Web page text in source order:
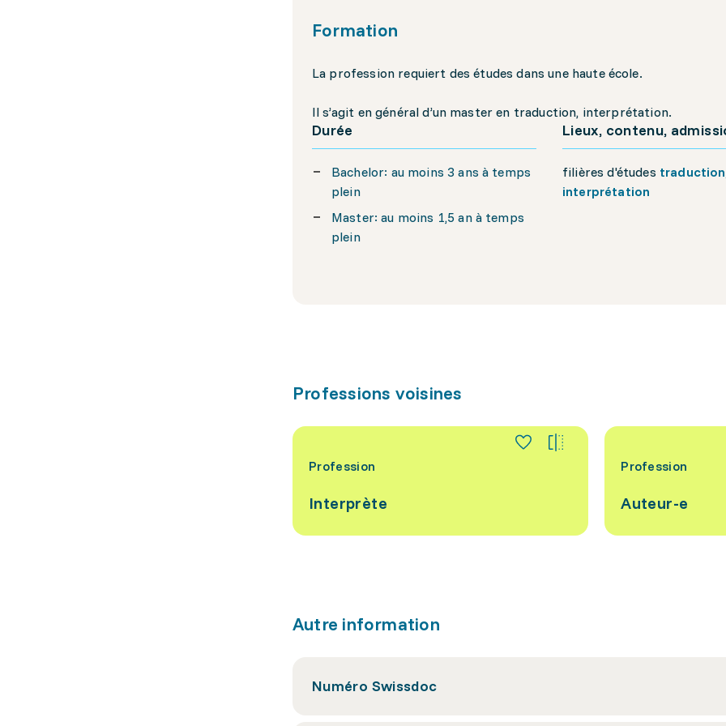
Formation
La profession requiert des études dans une haute école.
Il s’agit en général d’un master en traduction, interprétation.
Durée
Bachelor: au moins 3 ans à temps
plein
Master: au moins 1,5 an à temps
plein
Lieux, contenu,
filières d'études
interprétation
Professions voisines
Profession
Interprète
Profession
Auteur-e
Autre information
Numéro Swissdoc